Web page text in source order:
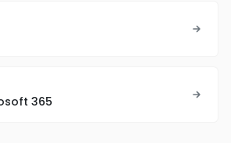
365